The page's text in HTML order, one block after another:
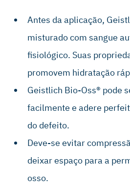
Antes da aplicação,
misturado com sangue
fisiológico. Suas
promovem hidratação
Geistlich Bio-Oss® pode
facilmente e adere
do defeito.
Deve-se evitar
deixar espaço para a
osso.